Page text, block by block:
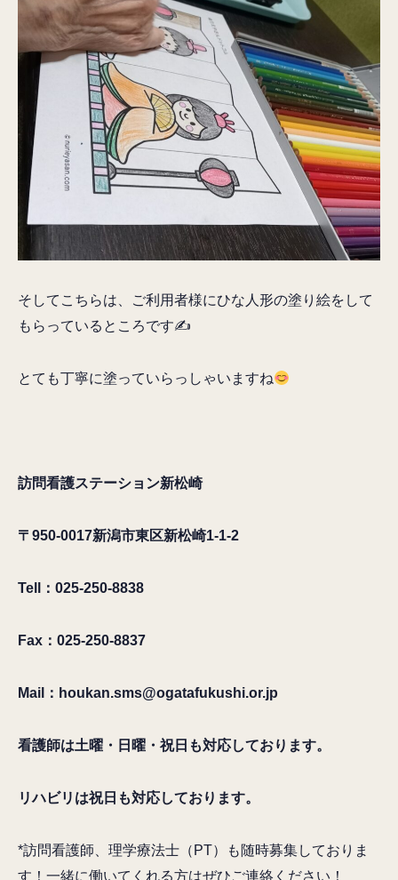
そしてこちらは、ご利用者様にひな人形の塗り絵をして
もらっているところです✍
とても丁寧に塗っていらっしゃいますね
訪問看護ステーション新松崎
〒950-0017新潟市東区新松崎1-1-2
Tell：025-250-8838
Fax：025-250-8837
Mail：houkan.sms@ogatafukushi.or.jp
看護師は土曜・日曜・祝日も対応しております。
リハビリは祝日も対応しております。
*訪問看護師、理学療法士（PT）も随時募集しておりま
す！一緒に働いてくれる方はぜひご連絡ください！